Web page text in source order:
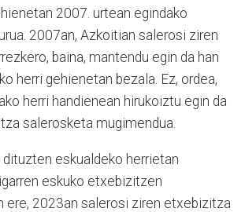
2007. urtean egindako
2007an, Azkoitian salerosi ziren
baina, mantendu egin da han
herri gehienetan bezala. Ez, ordea,
herri handienean hirukoiztu egin da
salerosketa mugimendua.
eskualdeko herrietan
eskuko etxebizitzen
ere, 2023an salerosi ziren etxebizitza